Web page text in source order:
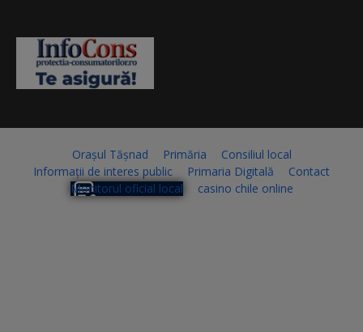
Orașul Tășnad Primăria
Consiliul local
Informații de interes public
Primaria Digitală
Contact
Monitorul oficial local
casino chile online